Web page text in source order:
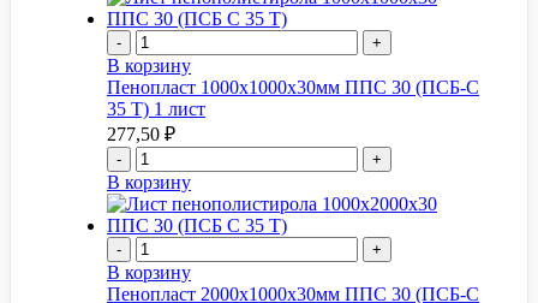
- +
В корзину
Пенопласт 1000x1000x30мм ППС 30 (ПСБ-С
35 Т) 1 лист
277,50 ₽
- +
В корзину
- +
В корзину
Пенопласт 2000x1000x30мм ППС 30 (ПСБ-С